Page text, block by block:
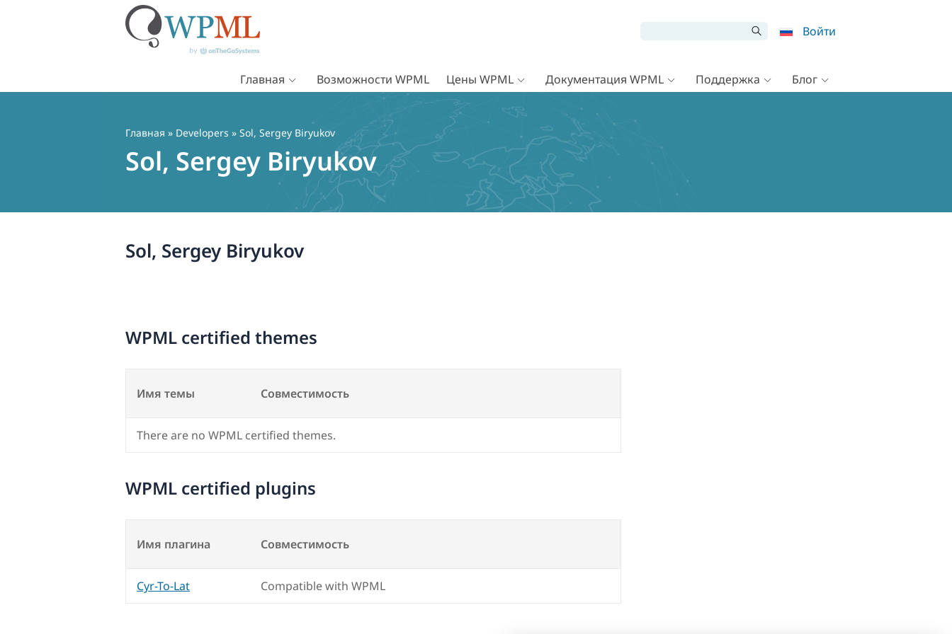
Войти
Главная Возможности WPML Цены WPML Документация WPML Поддержка Блог
Главная » Developers » Sol, Sergey Biryukov
Sol, Sergey Biryukov
Sol, Sergey Biryukov
WPML certified themes
Имя темы Совместимость
There are no WPML certified themes.
WPML certified plugins
Имя плагина Совместимость
Cyr-To-Lat Compatible with WPML